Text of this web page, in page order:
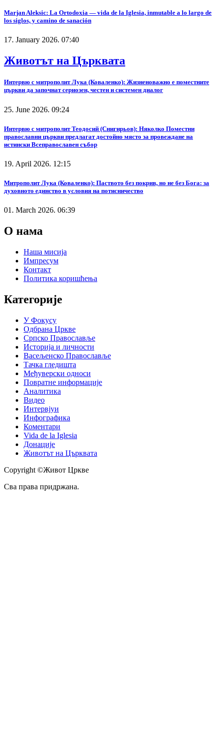
Marjan Aleksic: La Ortodoxia — vida de la Iglesia, inmutable a lo largo de
los siglos, y camino de sanación
17. January 2026. 07:40
Животът на Църквата
Интервю с митрополит Лука (Коваленко): Жизненоважно е поместните
църкви да започнат сериозен, честен и системен диалог
25. June 2026. 09:24
Интервю с митрополит Теодосий (Снигирьов): Няколко Поместни
православни църкви предлагат достойно място за провеждане на
истински Всеправославен събор
19. April 2026. 12:15
Митрополит Лука (Коваленко): Паството без покрив, но не без Бога: за
духовното единство в условия на потисничество
01. March 2026. 06:39
О нама
Наша мисија
Импресум
Контакт
Политика коришћења
Категорије
У Фокусу
Одбрана Цркве
Српско Православље
Историја и личности
Васељенско Православље
Тачка гледишта
Међуверски односи
Повратне информације
Аналитика
Видео
Интервјуи
Инфографика
Коментари
Vida de la Iglesia
Донације
Животът на Църквата
Copyright ©Живот Цркве
Сва права придржана.